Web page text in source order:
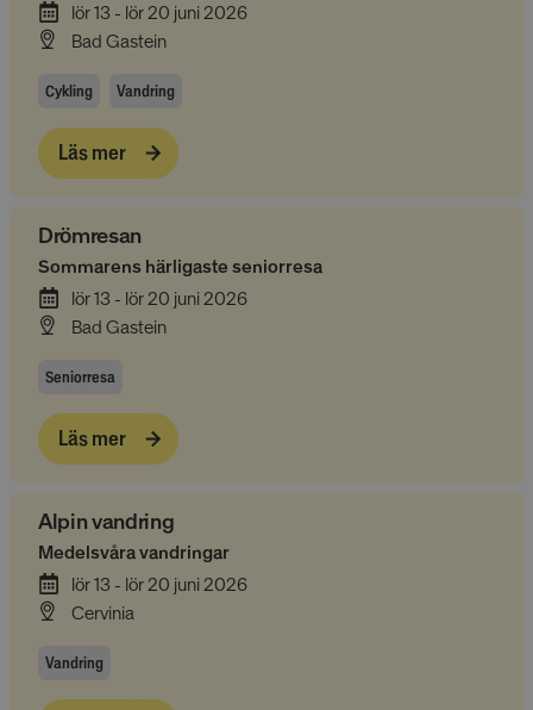
lör 13 - lör 20 juni 2026
Bad Gastein
Cykling Vandring
Läs mer
Drömresan
Sommarens härligaste seniorresa
lör 13 - lör 20 juni 2026
Bad Gastein
Seniorresa
Läs mer
Alpin vandring
Medelsvåra vandringar
lör 13 - lör 20 juni 2026
Cervinia
Vandring